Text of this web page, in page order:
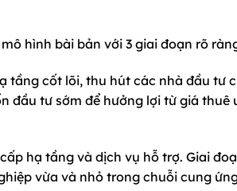
hình bài bản với 3 giai đoạn rõ
tầng cốt lõi, thu hút các nhà đầu tư
đầu tư sớm để hưởng lợi từ giá thuê
hạ tầng và dịch vụ hỗ trợ. Giai
vừa và nhỏ trong chuỗi cung